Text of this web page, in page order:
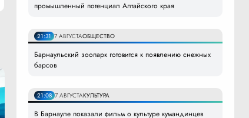
промышленный потенциал Алтайского края
21:31 7 АВГУСТАОБЩЕСТВО
Барнаульский зоопарк готовится к появлению снежных
барсов
21:08 7 АВГУСТАКУЛЬТУРА
В Барнауле показали фильм о культуре кумандинцев